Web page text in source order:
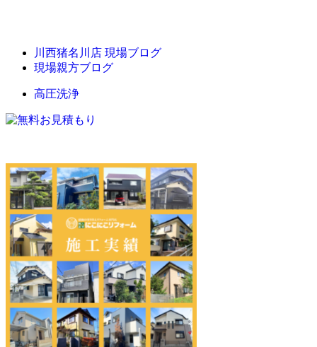
川西猪名川店 現場ブログ
現場親方ブログ
高圧洗浄